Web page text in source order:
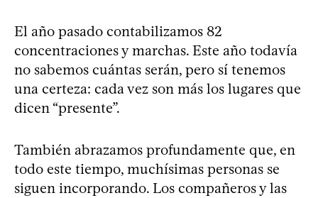
El año pasado contabilizamos 82
concentraciones y marchas. Este año todavía
no sabemos cuántas serán, pero sí tenemos
una certeza: cada vez son más los lugares que
dicen “presente”.
También abrazamos profundamente que, en
todo este tiempo, muchísimas personas se
siguen incorporando. Los compañeros y las